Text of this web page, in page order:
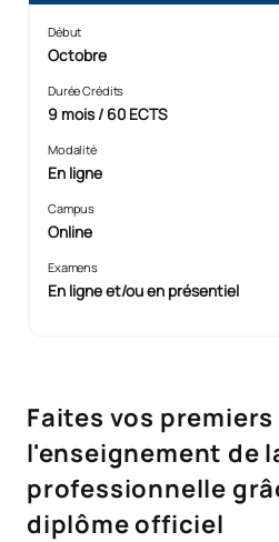
Début
Octobre
Durée Crédits
9 mois / 60 ECTS
Modalité
En ligne
Campus
Online
Examens
En ligne et/ou en présentiel
Faites vos
l'enseignement de
professionnelle
diplôme officiel